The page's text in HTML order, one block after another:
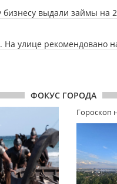
выдали займы на
улице рекомендовано
ФОКУС ГОРОДА
Гороскоп